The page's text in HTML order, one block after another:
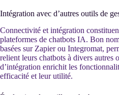
Intégration avec d’autres outils de
Connectivité et intégration
plateformes de chatbots IA. Bon
basées sur Zapier ou Integromat,
relient leurs chatbots à divers autres
d’intégration enrichit les
efficacité et leur utilité.